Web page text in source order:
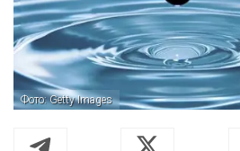
Фото: Getty Images